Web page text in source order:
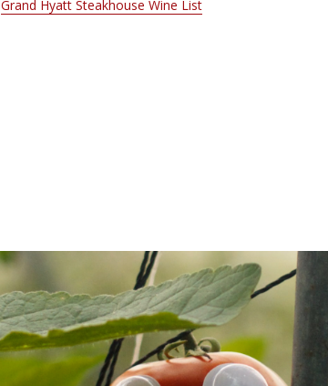
Grand Hyatt Steakhouse Wine List